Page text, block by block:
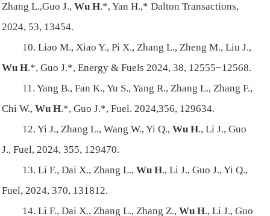
Zhang L.,Guo J.,Wu H.*, Yan H.,* Dalton Transactions,
2024, 53, 13454.
10. Liao M., Xiao Y., Pi X., Zhang L., Zheng M., Liu J.,
Wu H.*, Guo J.*, Energy & Fuels 2024, 38, 12555−12568.
11. Yang B., Fan K., Yu S., Yang R., Zhang L., Zhang F.,
Chi W.,Wu H.*, Guo J.*, Fuel. 2024,356, 129634.
12. Yi J., Zhang L., Wang W., Yi Q.,Wu H., Li J., Guo
J., Fuel, 2024, 355, 129470.
13. Li F., Dai X., Zhang L.,Wu H., Li J., Guo J., Yi Q.,
Fuel, 2024, 370, 131812.
14. Li F., Dai X., Zhang L., Zhang Z.,Wu H., Li J., Guo